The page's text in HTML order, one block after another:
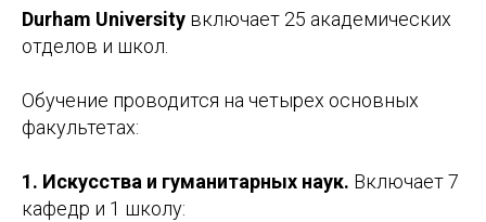
Durham University включает 25 академических
отделов и школ.
Обучение проводится на четырех основных
факультетах:
1. Искусства и гуманитарных наук. Включает 7
кафедр и 1 школу: